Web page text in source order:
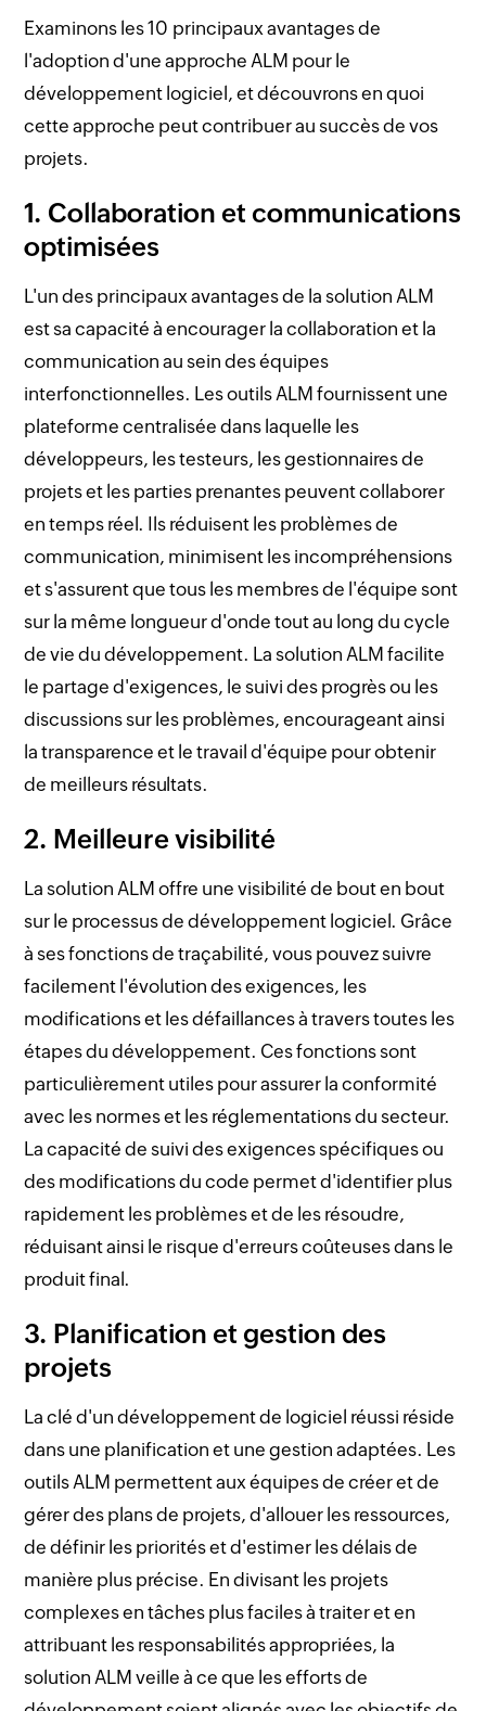
Examinons les 10 principaux avantages de
l'adoption d'une approche ALM pour le
développement logiciel, et découvrons en quoi
cette approche peut contribuer au succès de vos
projets.
1. Collaboration et communications
optimisées
L'un des principaux avantages de la solution ALM
est sa capacité à encourager la collaboration et la
communication au sein des équipes
interfonctionnelles. Les outils ALM fournissent une
plateforme centralisée dans laquelle les
développeurs, les testeurs, les gestionnaires de
projets et les parties prenantes peuvent collaborer
en temps réel. Ils réduisent les problèmes de
communication, minimisent les incompréhensions
et s'assurent que tous les membres de l'équipe sont
sur la même longueur d'onde tout au long du cycle
de vie du développement. La solution ALM facilite
le partage d'exigences, le suivi des progrès ou les
discussions sur les problèmes, encourageant ainsi
la transparence et le travail d'équipe pour obtenir
de meilleurs résultats.
2. Meilleure visibilité
La solution ALM offre une visibilité de bout en bout
sur le processus de développement logiciel. Grâce
à ses fonctions de traçabilité, vous pouvez suivre
facilement l'évolution des exigences, les
modifications et les défaillances à travers toutes les
étapes du développement. Ces fonctions sont
particulièrement utiles pour assurer la conformité
avec les normes et les réglementations du secteur.
La capacité de suivi des exigences spécifiques ou
des modifications du code permet d'identifier plus
rapidement les problèmes et de les résoudre,
réduisant ainsi le risque d'erreurs coûteuses dans le
produit final.
3. Planification et gestion des
projets
La clé d'un développement de logiciel réussi réside
dans une planification et une gestion adaptées. Les
outils ALM permettent aux équipes de créer et de
gérer des plans de projets, d'allouer les ressources,
de définir les priorités et d'estimer les délais de
manière plus précise. En divisant les projets
complexes en tâches plus faciles à traiter et en
attribuant les responsabilités appropriées, la
solution ALM veille à ce que les efforts de